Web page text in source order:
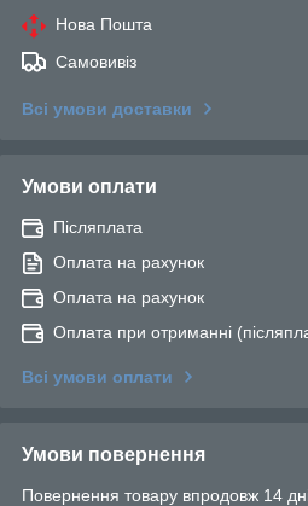
Нова Пошта
Самовивіз
Всі умови доставки
Умови оплати
Післяплата
Оплата на рахунок
Оплата на рахунок
Оплата при отриманні
Всі умови оплати
Умови повернення
Повернення товару впродовж 14